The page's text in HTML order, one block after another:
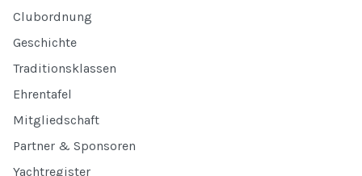
Clubordnung
Geschichte
Traditionsklassen
Ehrentafel
Mitgliedschaft
Partner & Sponsoren
Yachtregister